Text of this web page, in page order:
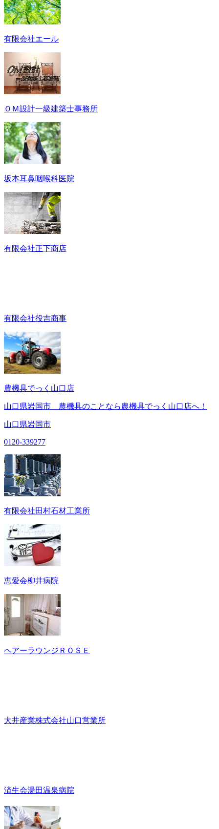
有限会社エール
ＯＭ設計一級建築士事務所
坂本耳鼻咽喉科医院
有限会社正下商店
有限会社役吉商事
農機具でっく山口店
山口県岩国市 農機具のことなら農機具でっく山口店へ！
山口県岩国市
0120-339277
有限会社田村石材工業所
恵愛会柳井病院
ヘアーラウンジＲＯＳＥ
大井産業株式会社山口営業所
済生会湯田温泉病院